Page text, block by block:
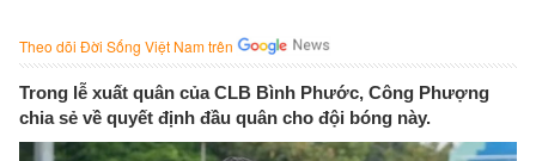
Theo dõi Đời Sống Việt Nam trên
Trong lễ xuất quân của CLB Bình Phước, Công Phượng
chia sẻ về quyết định đầu quân cho đội bóng này.